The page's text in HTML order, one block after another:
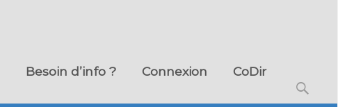
Besoin d’info ? Connexion CoDir
Search